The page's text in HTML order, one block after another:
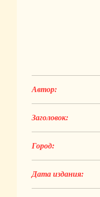
Автор:
Заголовок:
Город:
Дата издания: